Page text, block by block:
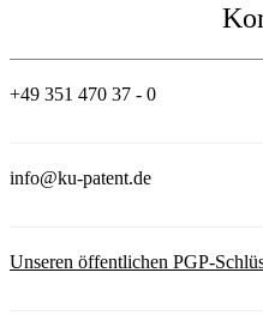
+49 351 470 37 - 0
info@ku-patent.de
Unseren öffentlichen PGP-